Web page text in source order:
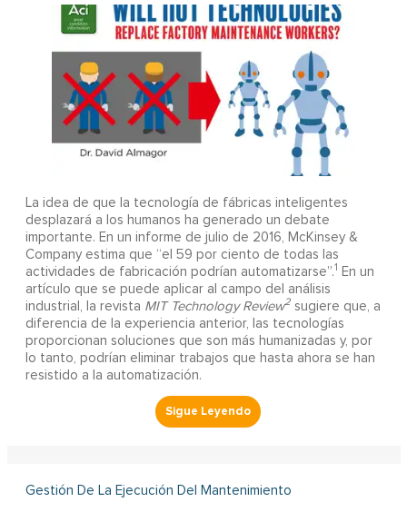
La idea de que la tecnología de fábricas inteligentes
desplazará a los humanos ha generado un debate
importante. En un informe de julio de 2016, McKinsey &
Company estima que “el 59 por ciento de todas las
actividades de fabricación podrían automatizarse”.1
En un
artículo que se puede aplicar al campo del análisis
industrial, la revista MIT Technology Review2 sugiere que, a
diferencia de la experiencia anterior, las tecnologías
proporcionan soluciones que son más humanizadas y, por
lo tanto, podrían eliminar trabajos que hasta ahora se han
resistido a la automatización.
Gestión De La Ejecución Del Mantenimiento